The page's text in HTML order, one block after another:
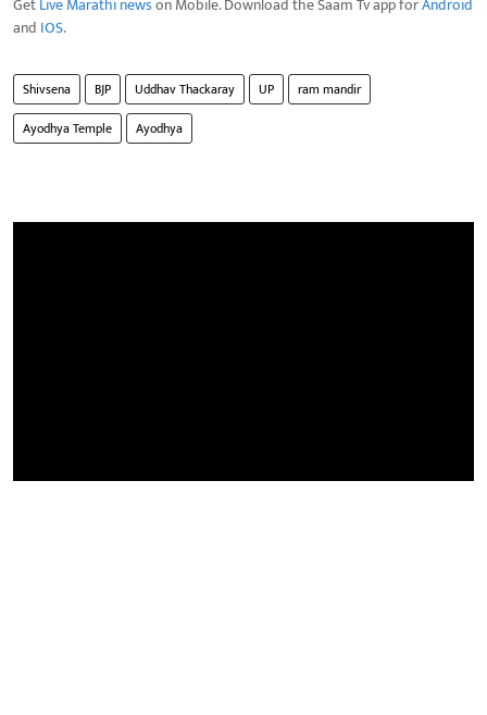
and IOS.
Shivsena BJP Uddhav Thackaray UP
ram mandir
Ayodhya Temple
Ayodhya